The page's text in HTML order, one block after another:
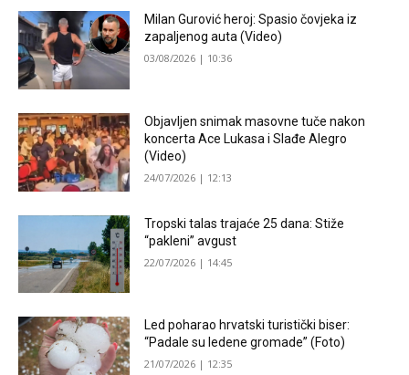
Milan Gurović heroj: Spasio čovjeka iz
zapaljenog auta (Video)
03/08/2026 | 10:36
Objavljen snimak masovne tuče nakon
koncerta Ace Lukasa i Slađe Alegro
(Video)
24/07/2026 | 12:13
Tropski talas trajaće 25 dana: Stiže
“pakleni” avgust
22/07/2026 | 14:45
Led poharao hrvatski turistički biser:
“Padale su ledene gromade” (Foto)
21/07/2026 | 12:35